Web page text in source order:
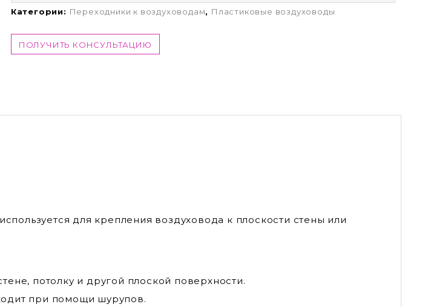
Категории: Переходники к воздуховодам, Пластиковые воздуховоды
ПОЛУЧИТЬ КОНСУЛЬТАЦИЮ
для крепления воздуховода к плоскости стены или
потолку и другой плоской поверхности.
при помощи шурупов.